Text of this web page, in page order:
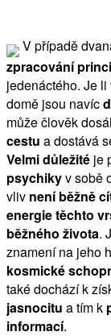
V případě
zpracování
jedenáctého. Je
domě jsou navíc
může člověk
cestu a dostává
Velmi důležité je
psychikyv sobě
vliv není běžně
energie těchto
běžného života.
znamení na jeho
kosmické
také dochází k
jasnocitu a tím k
informací.